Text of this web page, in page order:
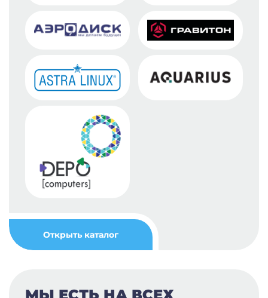
Открыть каталог